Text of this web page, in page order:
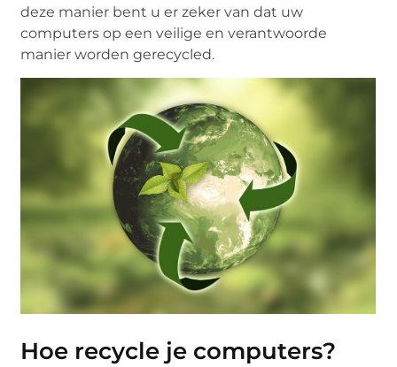
deze manier bent u er zeker van dat uw
computers op een veilige en verantwoorde
manier worden gerecycled.
Hoe recycle je computers?